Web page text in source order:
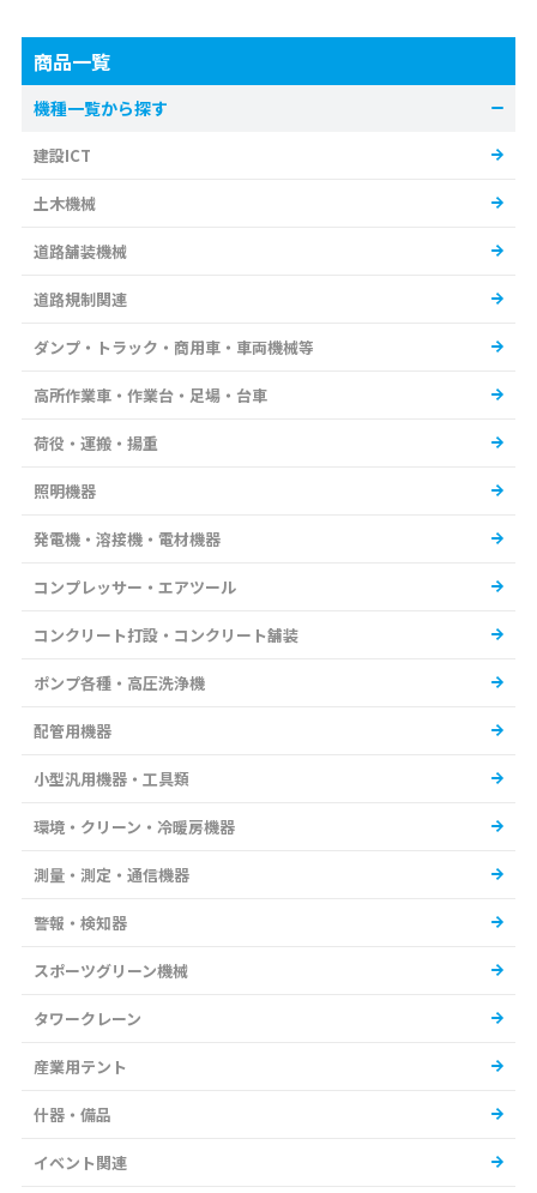
商品一覧
機種一覧から探す
建設ICT
土木機械
道路舗装機械
道路規制関連
ダンプ・トラック・商用車・車両機械等
高所作業車・作業台・足場・台車
荷役・運搬・揚重
照明機器
発電機・溶接機・電材機器
コンプレッサー・エアツール
コンクリート打設・コンクリート舗装
ポンプ各種・高圧洗浄機
配管用機器
小型汎用機器・工具類
環境・クリーン・冷暖房機器
測量・測定・通信機器
警報・検知器
スポーツグリーン機械
タワークレーン
産業用テント
什器・備品
イベント関連